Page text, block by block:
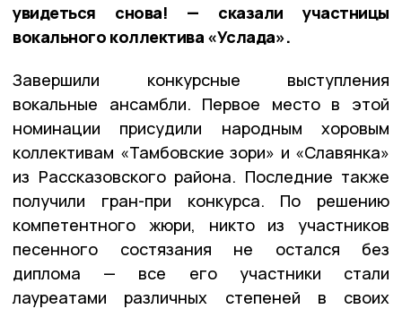
увидеться снова! — сказали участницы
вокального коллектива «Услада».
Завершили конкурсные выступления
вокальные ансамбли. Первое место в этой
номинации присудили народным хоровым
коллективам «Тамбовские зори» и «Славянка»
из Рассказовского района. Последние также
получили гран-при конкурса. По решению
компетентного жюри, никто из участников
песенного состязания не остался без
диплома — все его участники стали
лауреатами различных степеней в своих